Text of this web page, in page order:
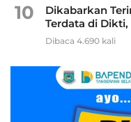
10
Dikabarkan
Terdata di
Dibaca 4.690 kali